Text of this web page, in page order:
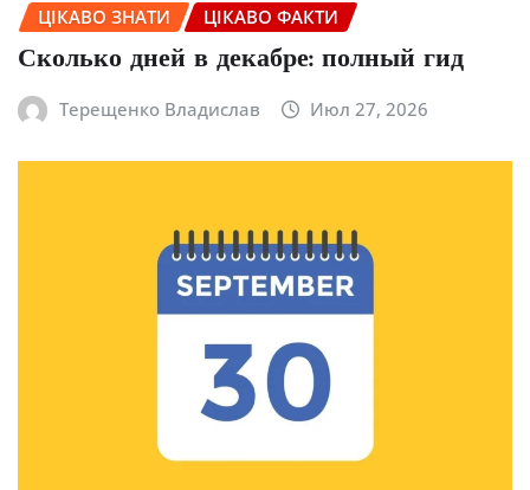
ЦІКАВО ЗНАТИ ЦІКАВО ФАКТИ
Сколько дней в декабре: полный гид
Терещенко Владислав Июл 27, 2026